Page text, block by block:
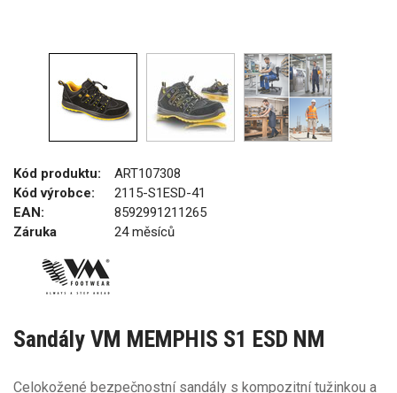
Kód produktu:
ART107308
Kód výrobce:
2115-S1ESD-41
EAN:
8592991211265
Záruka
24 měsíců
Sandály VM MEMPHIS S1 ESD NM
Celokožené bezpečnostní sandály s kompozitní tužinkou a